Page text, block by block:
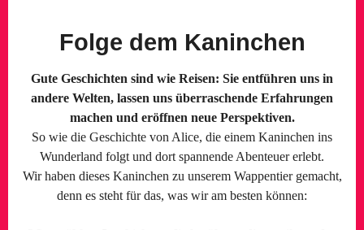
Folge dem Kaninchen
Gute Geschichten sind wie Reisen: Sie entführen uns in
andere Welten, lassen uns überraschende Erfahrungen
machen und eröffnen neue Perspektiven.
So wie die Geschichte von Alice, die einem Kaninchen ins
Wunderland folgt und dort spannende Abenteuer erlebt.
Wir haben dieses Kaninchen zu unserem Wappentier gemacht,
denn es steht für das, was wir am besten können: